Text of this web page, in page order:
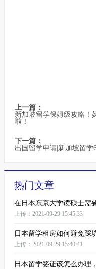
上一篇：
新加坡留学保姆级攻略！
啦！
下一篇：
出国留学申请|新加坡留学
热门文章
在日本东京大学读硕士需
上传：2021-09-29 15:45:33
日本留学租房如何避免踩
上传：2021-09-29 15:40:41
日本留学签证该怎么办理